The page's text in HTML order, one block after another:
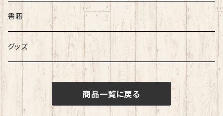
書籍
グッズ
商品一覧に戻る